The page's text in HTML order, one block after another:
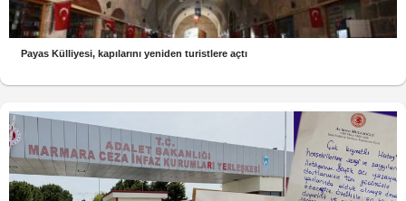
Payas Külliyesi, kapılarını yeniden turistlere açtı